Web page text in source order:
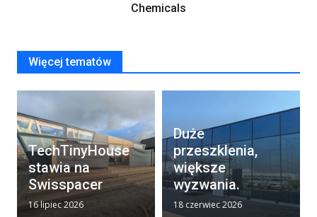
Chemicals
Więcej tematów
TechTinyHouse
stawia na
Swisspacer
16 lipiec 2026
Duże
przeszklenia,
większe
wyzwania.
18 czerwiec 2026